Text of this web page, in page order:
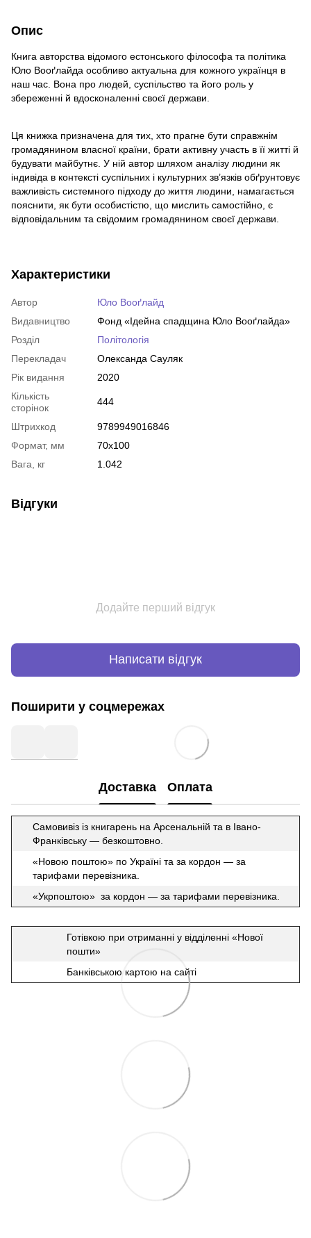
Опис
Книга авторства відомого естонського філософа та політика
Юло Вооґлайда особливо актуальна для кожного українця в
наш час. Вона про людей, суспільство та його роль у
збереженні й вдосконаленні своєї держави.
Ця книжка призначена для тих, хто прагне бути справжнім
громадянином власної країни, брати активну участь в її житті й
будувати майбутнє. У ній автор шляхом аналізу людини як
індивіда в контексті суспільних і культурних зв’язків обґрунтовує
важливість системного підходу до життя людини, намагається
пояснити, як бути особистістю, що мислить самостійно, є
відповідальним та свідомим громадянином своєї держави.
Характеристики
Автор
Юло Вооґлайд
Видавництво
Фонд «Ідейна спадщина Юло Вооґлайда»
Розділ
Політологія
Перекладач
Олександа Сауляк
Рік видання
2020
Кількість
сторінок
444
Штрихкод
9789949016846
Формат, мм
70х100
Вага, кг
1.042
Відгуки
Додайте перший відгук
Написати відгук
Поширити у соцмережах
Доставка Оплата
Самовивіз із книгарень на Арсенальній та в Івано-
Франківську — безкоштовно.
«Новою поштою» по Україні та за кордон — за
тарифами перевізника.
«Укрпоштою» за кордон — за тарифами перевізника.
Готівкою при отриманні у відділенні «Нової
пошти»
Банківською картою на сайті